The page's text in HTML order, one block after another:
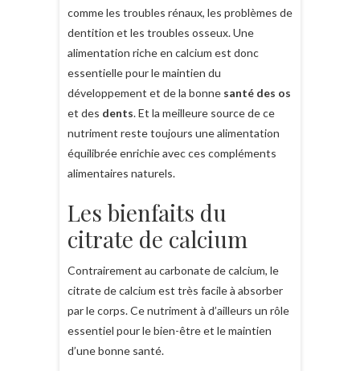
comme les troubles rénaux, les problèmes de
dentition et les troubles osseux. Une
alimentation riche en calcium est donc
essentielle pour le maintien du
développement et de la bonne santé des os
et des dents. Et la meilleure source de ce
nutriment reste toujours une alimentation
équilibrée enrichie avec ces compléments
alimentaires naturels.
Les bienfaits du
citrate de calcium
Contrairement au carbonate de calcium, le
citrate de calcium est très facile à absorber
par le corps. Ce nutriment à d’ailleurs un rôle
essentiel pour le bien-être et le maintien
d’une bonne santé.